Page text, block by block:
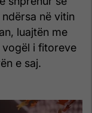
në vitin
luajtën me
vogël i fitoreve
e saj.